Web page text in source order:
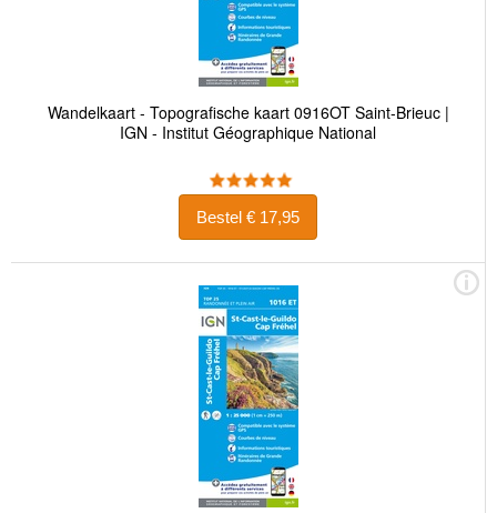
Wandelkaart - Topografische kaart 0916OT Saint-Brieuc |
IGN - Institut Géographique National
Bestel € 17,95